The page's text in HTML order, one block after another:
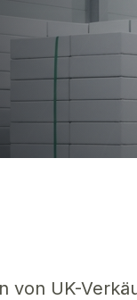
Verkäufer sind
von UK-